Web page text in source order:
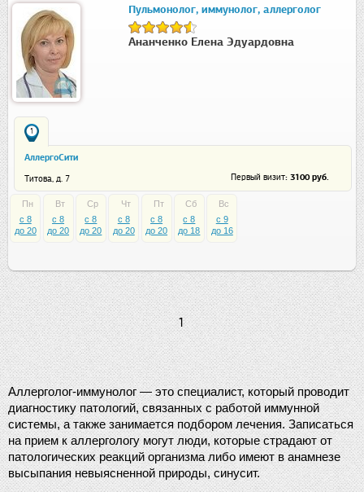
Пульмонолог, иммунолог, аллерголог
Ананченко Елена Эдуардовна
1
АллергоСити
Титова, д. 7 Первый визит: 3100 руб.
Пн
c 8
до 20
Вт
c 8
до 20
Ср
c 8
до 20
Чт
c 8
до 20
Пт
c 8
до 20
Сб
c 8
до 18
Вс
c 9
до 16
1
Аллерголог-иммунолог — это специалист, который проводит
диагностику патологий, связанных с работой иммунной
системы, а также занимается подбором лечения. Записаться
на прием к аллергологу могут люди, которые страдают от
патологических реакций организма либо имеют в анамнезе
высыпания невыясненной природы, синусит.